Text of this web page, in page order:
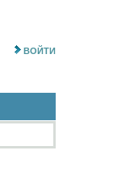
ВОЙТИ